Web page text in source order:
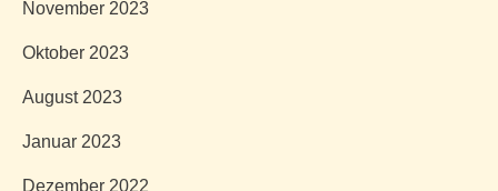
November 2023
Oktober 2023
August 2023
Januar 2023
Dezember 2022